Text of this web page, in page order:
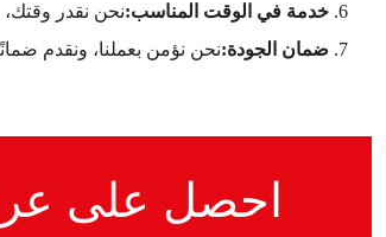
خدمة في الوقت المناسب:نحن نقدر
ضمان الجودة:نحن نؤمن بعملنا، ونقدم
احصل على